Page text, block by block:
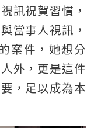
訊祝賀習慣，
當事人視訊，
案件，她想分
外，更是這件
，足以成為本